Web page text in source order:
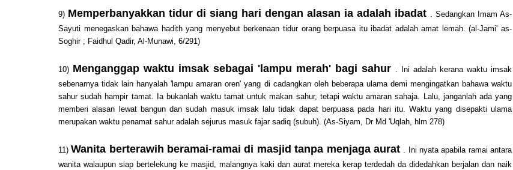
9) Memperbanyakkan tidur di siang hari dengan alasan ia adalah ibadat . Sedangkan Imam As-
Sayuti menegaskan bahawa hadith yang menyebut berkenaan tidur orang berpuasa itu ibadat adalah amat lemah. (al-Jami' as-
Soghir ; Faidhul Qadir, Al-Munawi, 6/291)
10) Menganggap waktu imsak sebagai 'lampu merah' bagi sahur . Ini adalah kerana waktu imsak
sebenarnya tidak lain hanyalah 'lampu amaran oren' yang di cadangkan oleh beberapa ulama demi mengingatkan bahawa waktu
sahur sudah hampir tamat. Ia bukanlah waktu tamat untuk makan sahur, tetapi waktu amaran sahaja. Lalu, janganlah ada yang
memberi alasan lewat bangun dan sudah masuk imsak lalu tidak dapat berpuasa pada hari itu. Waktu yang disepakti ulama
merupakan waktu penamat sahur adalah sejurus masuk fajar sadiq (subuh). (As-Siyam, Dr Md 'Uqlah, hlm 278)
11) Wanita berterawih beramai-ramai di masjid tanpa menjaga aurat . Ini nyata apabila ramai antara
wanita walaupun siap bertelekung ke masjid, malangnya kaki dan aurat mereka kerap terdedah da didedahkan berjalan dan naik